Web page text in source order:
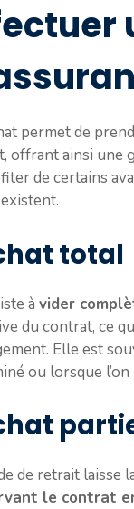
permet de
offrant ainsi une
de certains
total
à vider
du contrat, ce
Elle est
ou lorsque
de retrait laisse
le contrat